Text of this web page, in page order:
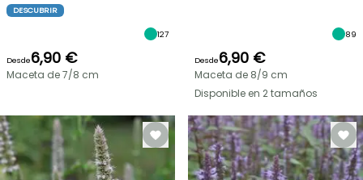
OFERTA
RELÁMPAGO
¡HASTA
DESCUBRIR
127
Desde6,90 €
Maceta de 7/8 cm
89
Desde6,90 €
Maceta de 8/9 cm
Disponible en 2 tamaños